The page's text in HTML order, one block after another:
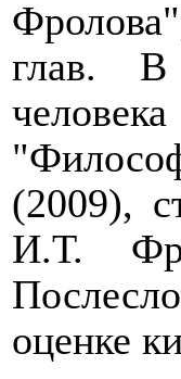
глав. В
(2009),
И.Т.
оценке